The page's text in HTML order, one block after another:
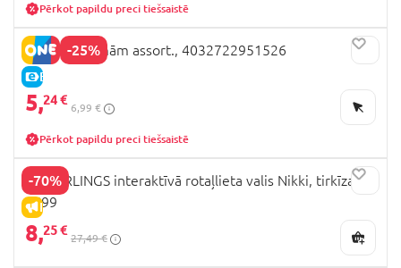
Pērkot papildu preci tiešsaistē
-25%
E-CENA
Jojo ar gaismām assort., 4032722951526
5,24 €
6,99 €
Pērkot papildu preci tiešsaistē
-70%
IZPĀRDOŠANA
FINGERLINGS interaktīvā rotaļlieta valis Nikki, tirkīza,
3699
8,25 €
27,49 €